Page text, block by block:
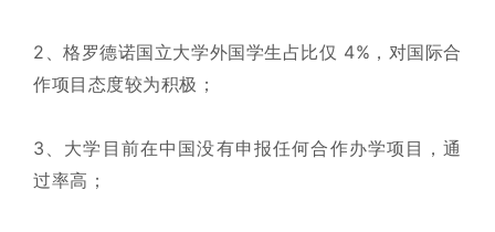
2、格罗德诺国立大学外国学生占比仅 4%，对国际合
作项目态度较为积极；
3、大学目前在中国没有申报任何合作办学项目，通
过率高；